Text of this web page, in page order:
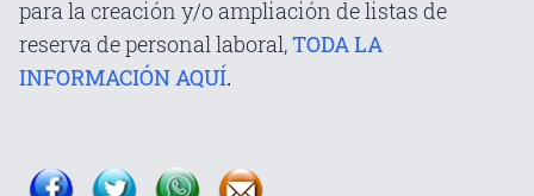
para la creación y/o ampliación de listas de
reserva de personal laboral,TODA LA
INFORMACIÓN AQUÍ.